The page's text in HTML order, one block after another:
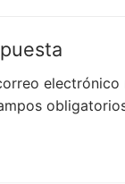
electrónico